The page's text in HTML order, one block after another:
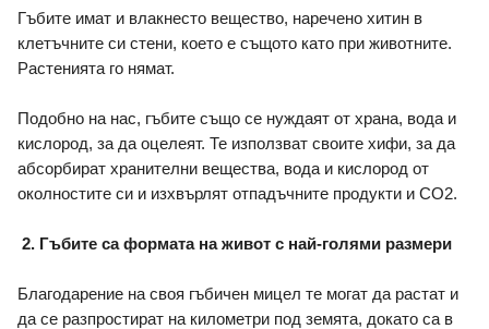
Гъбите имат и влакнесто вещество, наречено хитин в
клетъчните си стени, което е същото като при животните.
Растенията го нямат.
Подобно на нас, гъбите също се нуждаят от храна, вода и
кислород, за да оцелеят. Те използват своите хифи, за да
абсорбират хранителни вещества, вода и кислород от
околностите си и изхвърлят отпадъчните продукти и CO2.
2. Гъбите са формата на живот с най-голями размери
Благодарение на своя гъбичен мицел те могат да растат и
да се разпростират на километри под земята, докато са в